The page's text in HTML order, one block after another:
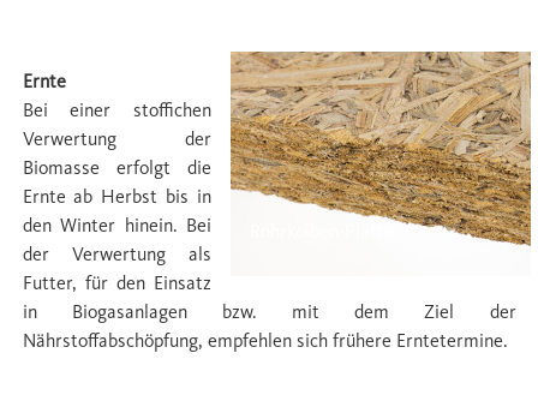
Ernte
Bei einer stoffichen
Verwertung der
Biomasse erfolgt die
Ernte ab Herbst bis in
den Winter hinein. Bei
der Verwertung als
Futter, für den Einsatz
in Biogasanlagen bzw. mit dem Ziel der
Nährstoffabschöpfung, empfehlen sich frühere Erntetermine.